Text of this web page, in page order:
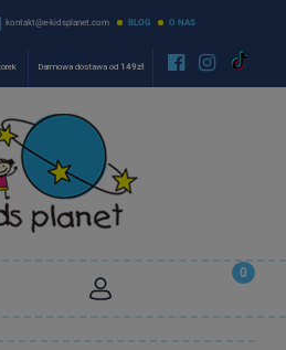
kontakt@e-kidsplanet.com BLOG O NAS
Darmowa dostawa od 149zł  